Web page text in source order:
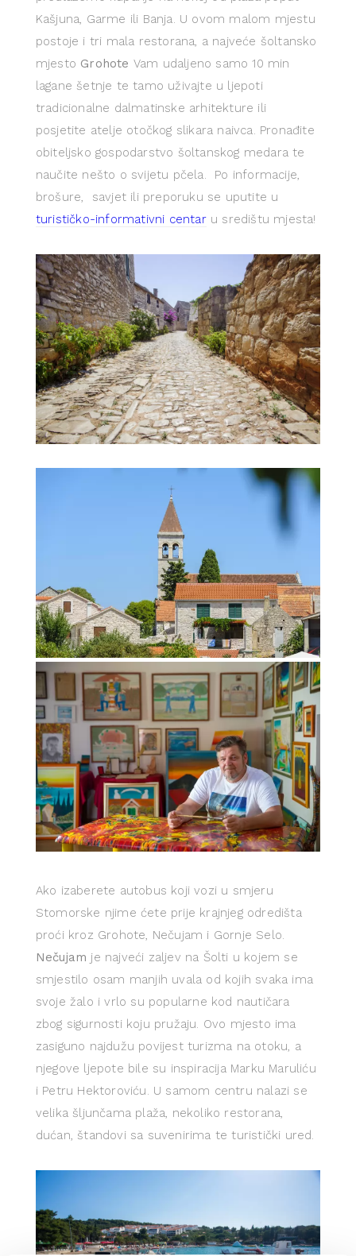
Kašjuna, Garme ili Banja. U ovom malom mjestu
postoje i tri mala restorana, a najveće šoltansko
mjesto Grohote Vam udaljeno samo 10 min
lagane šetnje te tamo uživajte u ljepoti
tradicionalne dalmatinske arhitekture ili
posjetite atelje otočkog slikara naivca. Pronađite
obiteljsko gospodarstvo šoltanskog medara te
naučite nešto o svijetu pčela. Po informacije,
brošure, savjet ili preporuku se uputite u
turističko-informativni centaru središtu mjesta!
Ako izaberete autobus koji vozi u smjeru
Stomorske njime ćete prije krajnjeg odredišta
proći kroz Grohote, Nečujam i Gornje Selo.
Nečujam je najveći zaljev na Šolti u kojem se
smjestilo osam manjih uvala od kojih svaka ima
svoje žalo i vrlo su popularne kod nautičara
zbog sigurnosti koju pružaju. Ovo mjesto ima
zasiguno najdužu povijest turizma na otoku, a
njegove ljepote bile su inspiracija Marku Maruliću
i Petru Hektoroviću. U samom centru nalazi se
velika šljunčama plaža, nekoliko restorana,
dućan, štandovi sa suvenirima te turistički ured.